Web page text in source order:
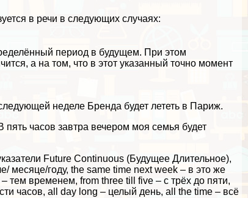
в речи в следующих случаях:
период в будущем. При этом
а на том, что в этот указанный точно момент
неделе Бренда будет лететь в Париж.
часов завтра вечером моя семья будет
Future Continuous (Будущее Длительное),
месяце/году, the same time next week – в это же
временем, from three till five – с трёх до пяти,
часов, all day long – целый день, all the time – всё